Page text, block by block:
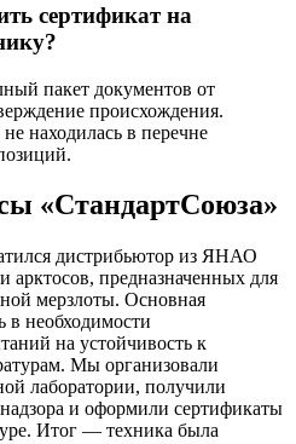
сертификат на
пакет документов от
происхождения.
находилась в перечне
«СтандартСоюза»
дистрибьютор из ЯНАО
арктосов, предназначенных для
мерзлоты. Основная
в необходимости
на устойчивость к
Мы организовали
лаборатории, получили
и оформили сертификаты
Итог — техника была